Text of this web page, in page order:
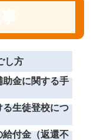
し方
金に関する手
生徒登校につ
付金（返還不